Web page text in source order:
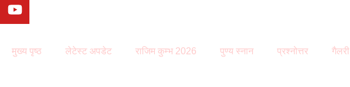
मुख्य पृष्ठ लेटेस्ट अपडेट राजिम कुम्भ 2026 पुण्य स्नान प्रश्नोत्तर गैलरी